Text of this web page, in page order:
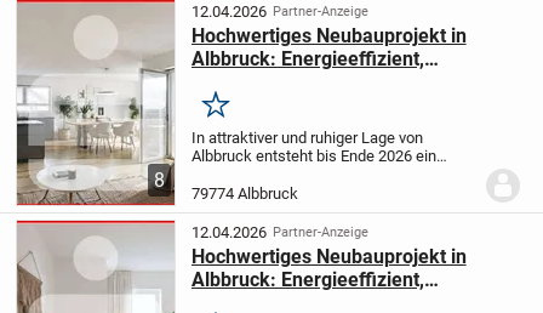
hochwertig...
8
12.04.2026 Partner-Anzeige
Hochwertiges Neubauprojekt in
Albbruck: Energieeffizient,
familienfreundlich
Merken
In attraktiver und ruhiger Lage von
Albbruck entsteht bis Ende 2026 ein
Hauensteiner Straße 52. Dieses moderne
Mehrfamilienhaus bietet insgesamt neun
hochwertig...
79774 Albbruck
12.04.2026 Partner-Anzeige
Hochwertiges Neubauprojekt in
Albbruck: Energieeffizient,